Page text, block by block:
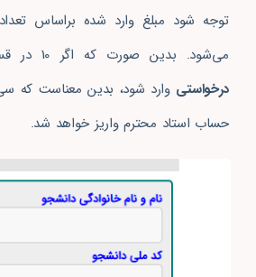
می‌شود. بدین صورت که اگر 10 در قسمت
درخواستیوارد شود، بدین معناست که
حساب استاد محترم واریز خواهد شد.